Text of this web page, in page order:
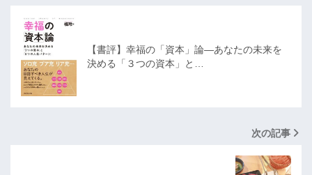
【書評】幸福の「資本」論―あなたの未来を
決める「３つの資本」と…
次の記事